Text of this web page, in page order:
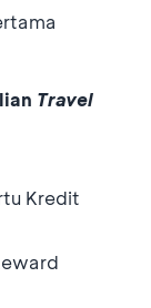
Travel
Kredit